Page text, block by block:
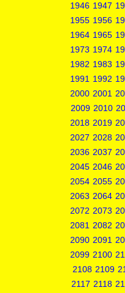
1946 1947
1955 1956
1964 1965
1973 1974
1982 1983
1991 1992
2000 2001
2009 2010
2018 2019
2027 2028
2036 2037
2045 2046
2054 2055
2063 2064
2072 2073
2081 2082
2090 2091
2099 2100
2108 2109
2117 2118